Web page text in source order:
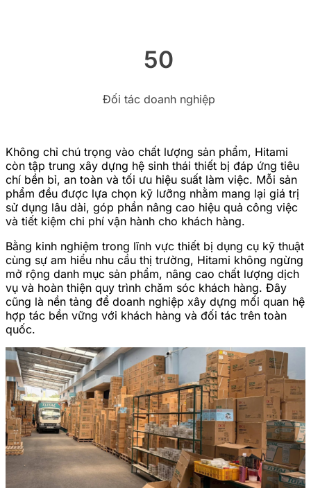
50
Đối tác doanh nghiệp
Không chỉ chú trọng vào chất lượng sản phẩm, Hitami
còn tập trung xây dựng hệ sinh thái thiết bị đáp ứng tiêu
chí bền bỉ, an toàn và tối ưu hiệu suất làm việc. Mỗi sản
phẩm đều được lựa chọn kỹ lưỡng nhằm mang lại giá trị
sử dụng lâu dài, góp phần nâng cao hiệu quả công việc
và tiết kiệm chi phí vận hành cho khách hàng.
Bằng kinh nghiệm trong lĩnh vực thiết bị dụng cụ kỹ thuật
cùng sự am hiểu nhu cầu thị trường, Hitami không ngừng
mở rộng danh mục sản phẩm, nâng cao chất lượng dịch
vụ và hoàn thiện quy trình chăm sóc khách hàng. Đây
cũng là nền tảng để doanh nghiệp xây dựng mối quan hệ
hợp tác bền vững với khách hàng và đối tác trên toàn
quốc.